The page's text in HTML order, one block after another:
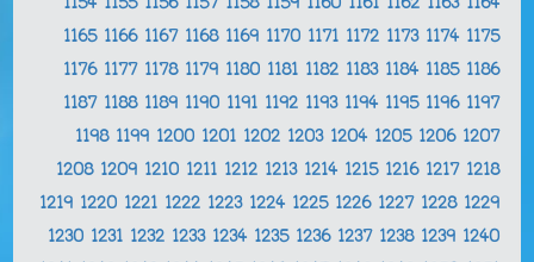
1154 1155 1156 1157 1158 1159 1160 1161 1162 1163 1164
1165 1166 1167 1168 1169 1170 1171 1172 1173 1174 1175
1176 1177 1178 1179 1180 1181 1182 1183 1184 1185 1186
1187 1188 1189 1190 1191 1192 1193 1194 1195 1196 1197
1198 1199 1200 1201 1202 1203 1204 1205 1206 1207
1208 1209 1210 1211 1212 1213 1214 1215 1216 1217 1218
1219 1220 1221 1222 1223 1224 1225 1226 1227 1228 1229
1230 1231 1232 1233 1234 1235 1236 1237 1238 1239 1240